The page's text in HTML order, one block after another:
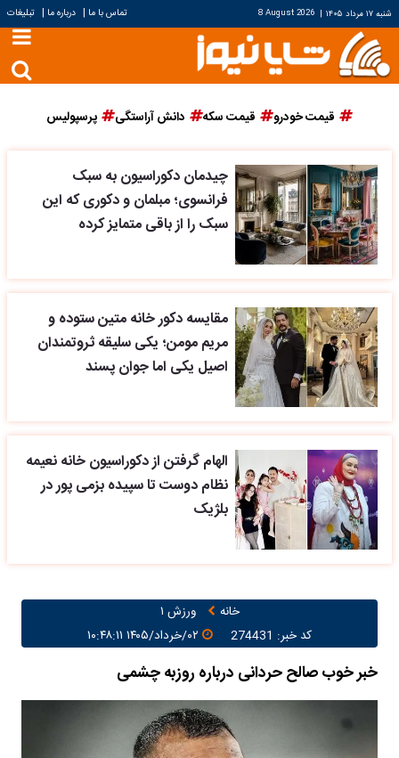
شنبه ۱۷ مرداد ۱۴۰۵ |
8 August 2026 تماس با ما | درباره ما | تبلیغات
قیمت خودرو قیمت سکه دانش آراستگی پرسپولیس
چیدمان دکوراسیون به سبک
فرانسوی؛ مبلمان و دکوری که این
سبک را از باقی متمایز کرده
مقایسه دکور خانه متین ستوده و
مریم مومن؛ یکی سلیقه ثروتمندان
اصیل یکی اما جوان پسند
الهام گرفتن از دکوراسیون خانه نعیمه
نظام دوست تا سپیده بزمی پور در
بلژیک
خانه
ورزش ۱
کد خبر: 274431
خبر خوب صالح حردانی درباره روزبه چشمی